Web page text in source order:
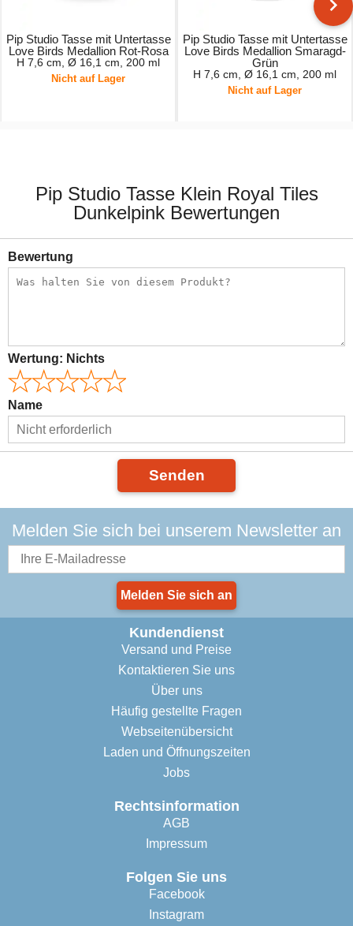
Pip Studio Tasse mit Untertasse
Love Birds Medallion Rot-Rosa
H 7,6 cm, Ø 16,1 cm, 200 ml
Nicht auf Lager
Pip Studio Tasse mit Untertasse
Love Birds Medallion Smaragd-
Grün
H 7,6 cm, Ø 16,1 cm, 200 ml
Nicht auf Lager
Pip Studio Tasse Klein Royal Tiles
Dunkelpink Bewertungen
Bewertung
Wertung: Nichts
Name
Senden
Melden Sie sich bei unserem Newsletter an
Melden Sie sich an
Kundendienst
Versand und Preise
Kontaktieren Sie uns
Über uns
Häufig gestellte Fragen
Webseitenübersicht
Laden und Öffnungszeiten
Jobs
Rechtsinformation
AGB
Impressum
Folgen Sie uns
Facebook
Instagram